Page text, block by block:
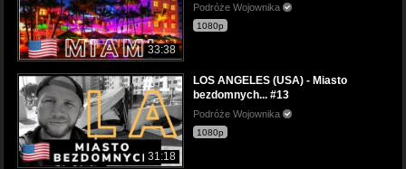
33:38
Podróże Wojownika
1080p
31:18
LOS ANGELES (USA) - Miasto
bezdomnych... #13
Podróże Wojownika
1080p